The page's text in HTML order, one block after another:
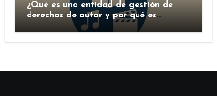
¿Qué es una entidad de gestión de
derechos de autor y por qué es
importante?